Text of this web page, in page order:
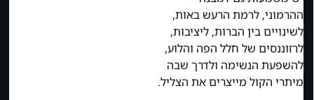
ההרמוני, לרמת הרעש באות,
לשינויים בין הברות, ליציבות,
לרזוננסים של חלל הפה והלוע,
להשפעת הנשימה ולדרך שבה
מיתרי הקול מייצרים את הצליל.